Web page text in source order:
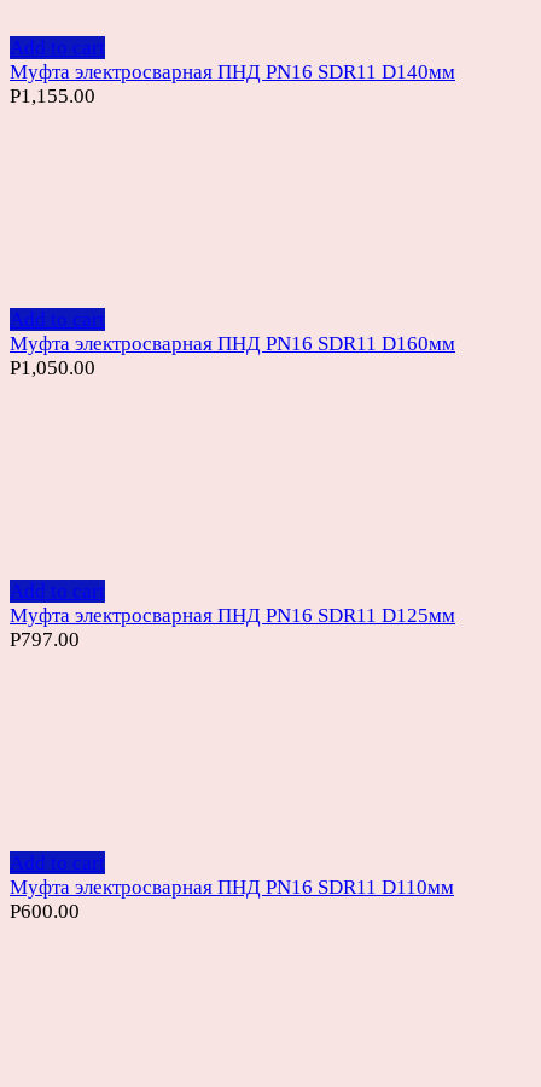
Add to cart
Муфта электросварная ПНД PN16 SDR11 D140мм
Р1,155.00
Add to cart
Муфта электросварная ПНД PN16 SDR11 D160мм
Р1,050.00
Add to cart
Муфта электросварная ПНД PN16 SDR11 D125мм
Р797.00
Add to cart
Муфта электросварная ПНД PN16 SDR11 D110мм
Р600.00